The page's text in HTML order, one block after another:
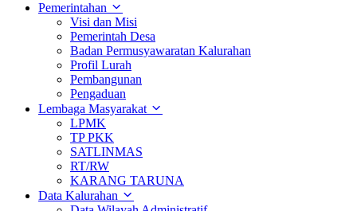
Pemerintahan
Visi dan Misi
Pemerintah Desa
Badan Permusyawaratan Kalurahan
Profil Lurah
Pembangunan
Pengaduan
Lembaga Masyarakat
LPMK
TP PKK
SATLINMAS
RT/RW
KARANG TARUNA
Data Kalurahan